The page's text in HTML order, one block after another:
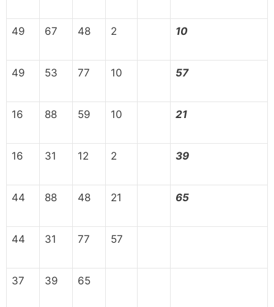
49 67 48 2 10
49 53 77 10 57
16 88 59 10 21
16 31 12 2 39
44 88 48 21 65
44 31 77 57
37 39 65